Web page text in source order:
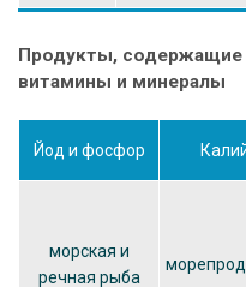
Продукты, содержащие
витамины и минералы
Йод и фосфор
морская и
речная рыба